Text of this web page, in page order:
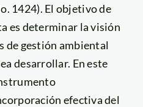
1424). El objetivo de
es determinar la visión
de gestión ambiental
desarrollar. En este
efectiva del